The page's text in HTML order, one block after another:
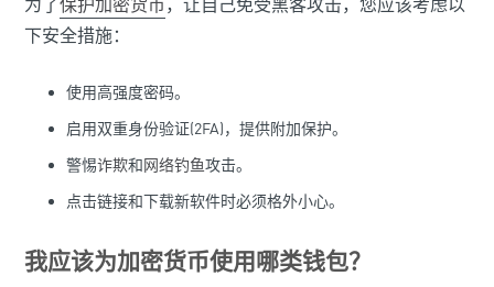
为了 保护加密货币 ，让自己免受黑客攻击，您应该考虑以
下安全措施：
使用高强度密码。
启用双重身份验证(2FA)，提供附加保护。
警惕诈欺和网络钓鱼攻击。
点击链接和下载新软件时必须格外小心。
我应该为加密货币使用哪类钱包？